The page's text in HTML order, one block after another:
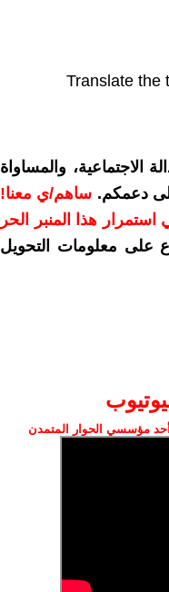
Translate the
والمساواة
دعمكم. ساهم/ي معنا!
في استمرار هذا المنبر الحر
على معلومات التحويل
مؤسسي الحوار المتمدن